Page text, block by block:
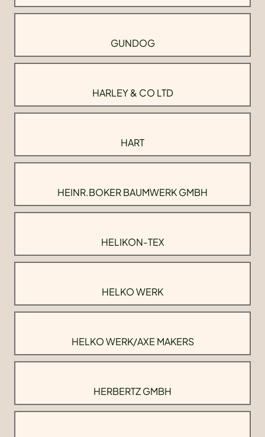
GUNDOG
HARLEY & CO LTD
HART
HEINR.BOKER BAUMWERK GMBH
HELIKON-TEX
HELKO WERK
HELKO WERK/AXE MAKERS
HERBERTZ GMBH